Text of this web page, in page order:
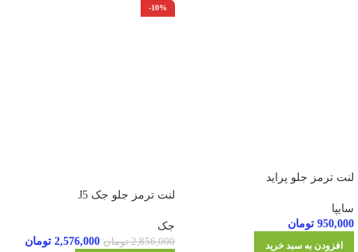
لنت ترمز جلو پراید
سایپا
950,000 تومان
افزودن به سبد خرید
-10%
لنت ترمز جلو جک J5
جک
2,856,000 تومان 2,576,000 تومان